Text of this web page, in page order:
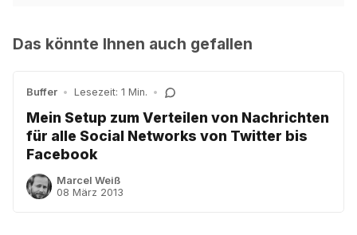
Das könnte Ihnen auch gefallen
Buffer • Lesezeit: 1 Min. •
Mein Setup zum Verteilen von Nachrichten
für alle Social Networks von Twitter bis
Facebook
Marcel Weiß
08 März 2013